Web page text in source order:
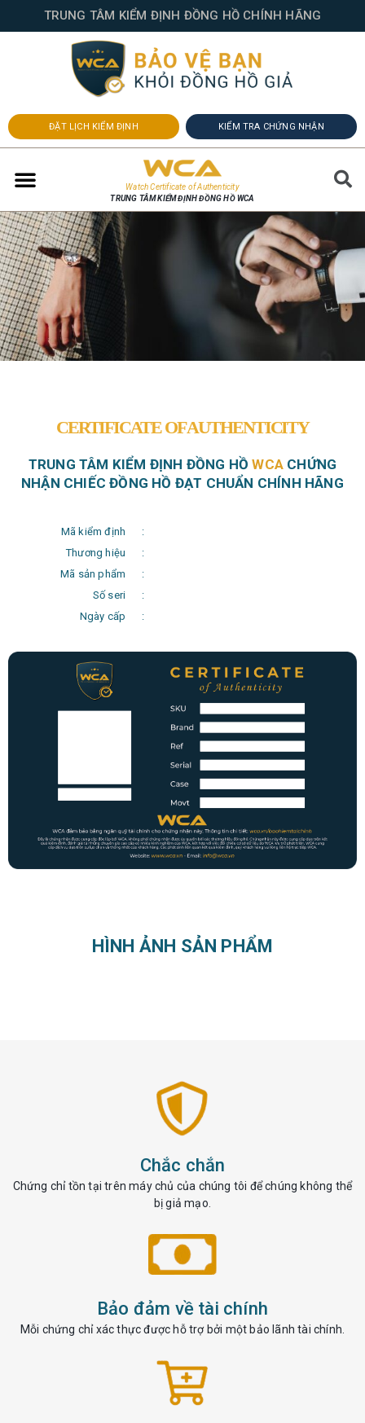
TRUNG TÂM KIỂM ĐỊNH ĐỒNG HỒ CHÍNH HÃNG
ĐẶT LỊCH KIỂM ĐỊNH KIỂM TRA CHỨNG NHẬN
Watch Certificate of Authenticity
TRUNG TÂM KIỂM ĐỊNH ĐỒNG HỒ WCA
CERTIFICATE OF AUTHENTICITY
TRUNG TÂM KIỂM ĐỊNH ĐỒNG HỒWCA CHỨNG
NHẬN CHIẾC ĐỒNG HỒ ĐẠT CHUẨN CHÍNH HÃNG
Mã kiểm định
:
Thương hiệu
:
Mã sản phẩm
:
Số seri
:
Ngày cấp
:
HÌNH ẢNH SẢN PHẨM
Chắc chắn
Chứng chỉ tồn tại trên máy chủ của chúng tôi để chúng không thể
bị giả mạo.
Bảo đảm về tài chính
Mỗi chứng chỉ xác thực được hỗ trợ bởi một bảo lãnh tài chính.